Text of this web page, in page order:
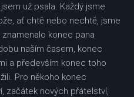
už psala. Každý jsme
ať chtě nebo nechtě, jsme
konec pana
naším časem, konec
a především konec toho
Pro někoho konec
začátek nových přátelství,